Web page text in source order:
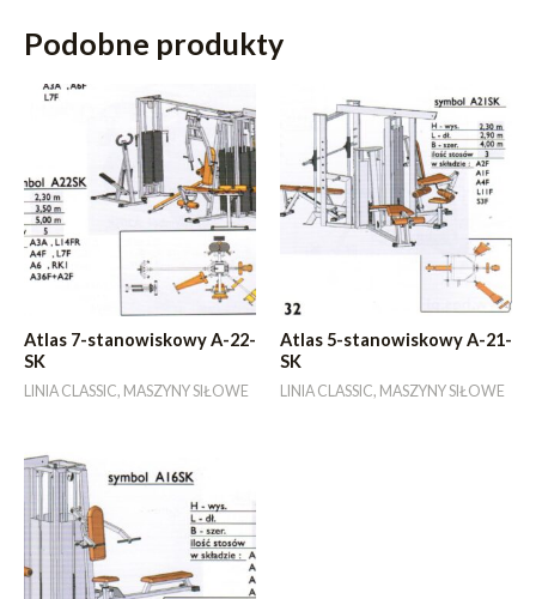
Podobne produkty
Atlas 7-stanowiskowy A-22-
SK
LINIA CLASSIC, MASZYNY SIŁOWE
Atlas 5-stanowiskowy A-21-
SK
LINIA CLASSIC, MASZYNY SIŁOWE